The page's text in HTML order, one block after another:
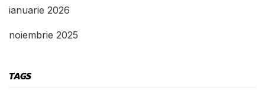
ianuarie 2026
noiembrie 2025
TAGS